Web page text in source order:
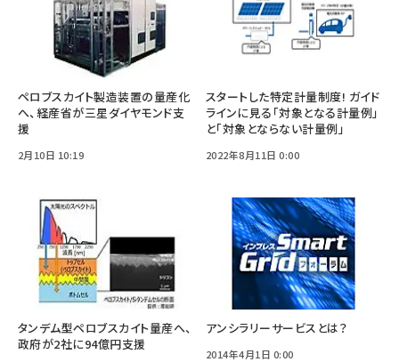
ペロブスカイト製造装置の量産化
へ、経産省が三星ダイヤモンド支
援
2月10日 10:19
スタートした特定計量制度! ガイド
ラインに見る「対象となる計量例」
と「対象とならない計量例」
2022年8月11日 0:00
タンデム型ペロブスカイト量産へ、
政府が2社に94億円支援
アンシラリーサービスとは？
2014年4月1日 0:00